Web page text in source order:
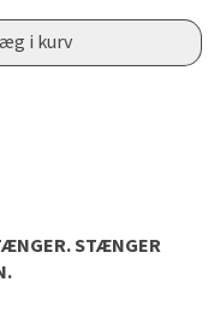
i kurv
STÆNGER